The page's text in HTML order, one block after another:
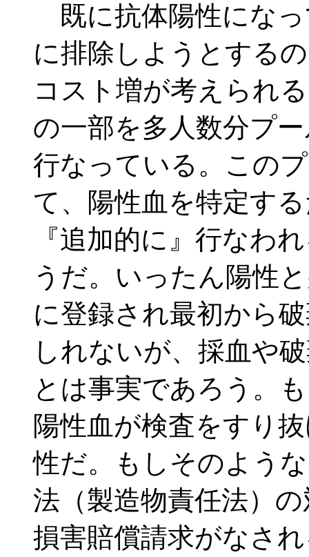
既に抗体陽性にな
に排除しようとする
コスト増が考えられ
の一部を多人数分プ
行なっている。この
て、陽性血を特定す
『追加的に』行なわ
うだ。いったん陽性
に登録され最初から
しれないが、採血や
とは事実であろう。
陽性血が検査をすり
性だ。もしそのよう
法（製造物責任法）
損害賠償請求がなさ